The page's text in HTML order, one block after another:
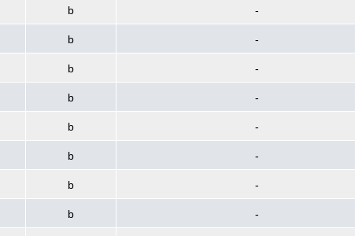
b -
b -
b -
b -
b -
b -
b -
b -